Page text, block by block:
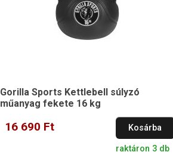
Gorilla Sports Kettlebell súlyzó
műanyag fekete 16 kg
16 690 Ft Kosárba
raktáron 3 db